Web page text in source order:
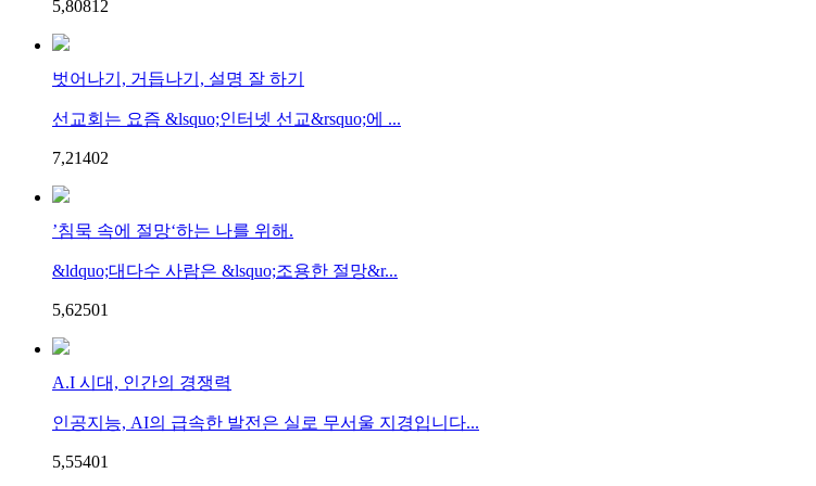
5,8081 2
벗어나기, 거듭나기, 설명 잘 하기
선교회는 요즘 &lsquo;인터넷 선교&rsquo;에 ...
7,21402
’침묵 속에 절망‘하는 나를 위해.
&ldquo;대다수 사람은 &lsquo;조용한 절망&r...
5,62501
A.I 시대, 인간의 경쟁력
인공지능, AI의 급속한 발전은 실로 무서울 지경입니다...
5,55401